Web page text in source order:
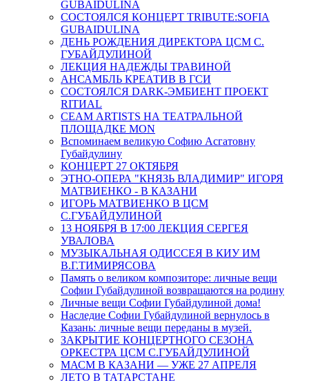
GUBAIDULINA
СОСТОЯЛСЯ КОНЦЕРТ TRIBUTE:SOFIA
GUBAIDULINA
ДЕНЬ РОЖДЕНИЯ ДИРЕКТОРА ЦСМ С.
ГУБАЙДУЛИНОЙ
ЛЕКЦИЯ НАДЕЖДЫ ТРАВИНОЙ
АНСАМБЛЬ КРЕАТИВ В ГСИ
СОСТОЯЛСЯ DARK-ЭМБИЕНТ ПРОЕКТ
RITИAL
СЕАМ ARTISTS НА ТЕАТРАЛЬНОЙ
ПЛОЩАДКЕ MON
Вспоминаем великую Софию Асгатовну
Губайдулину
КОНЦЕРТ 27 ОКТЯБРЯ
ЭТНО-ОПЕРА "КНЯЗЬ ВЛАДИМИР" ИГОРЯ
МАТВИЕНКО - В КАЗАНИ
ИГОРЬ МАТВИЕНКО В ЦСМ
С.ГУБАЙДУЛИНОЙ
13 НОЯБРЯ В 17:00 ЛЕКЦИЯ СЕРГЕЯ
УВАЛОВА
МУЗЫКАЛЬНАЯ ОДИССЕЯ В КИУ ИМ
В.Г.ТИМИРЯСОВА
Память о великом композиторе: личные вещи
Софии Губайдулиной возвращаются на родину
Личные вещи Софии Губайдулиной дома!
Наследие Софии Губайдулиной вернулось в
Казань: личные вещи переданы в музей.
ЗАКРЫТИЕ КОНЦЕРТНОГО СЕЗОНА
ОРКЕСТРА ЦСМ С.ГУБАЙДУЛИНОЙ
МАСМ В КАЗАНИ — УЖЕ 27 АПРЕЛЯ
ЛЕТО В ТАТАРСТАНЕ